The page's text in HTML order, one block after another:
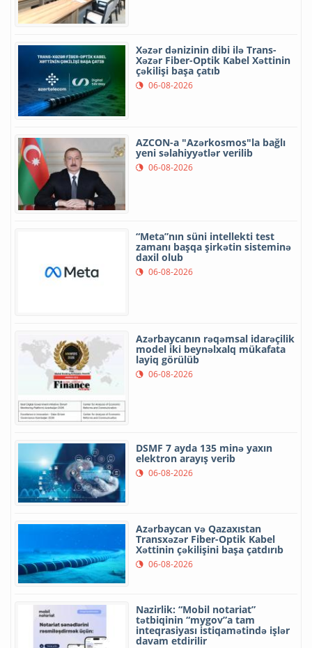
Xəzər dənizinin dibi ilə Trans-
Xəzər Fiber-Optik Kabel Xəttinin
çəkilişi başa çatıb
06-08-2026
AZCON-a "Azərkosmos"la bağlı
yeni səlahiyyətlər verilib
06-08-2026
“Meta”nın süni intellekti test
zamanı başqa şirkətin sisteminə
daxil olub
06-08-2026
Azərbaycanın rəqəmsal idarəçilik
model iki beynəlxalq mükafata
layiq görülüb
06-08-2026
DSMF 7 ayda 135 minə yaxın
elektron arayış verib
06-08-2026
Azərbaycan və Qazaxıstan
Transxəzər Fiber-Optik Kabel
Xəttinin çəkilişini başa çatdırıb
06-08-2026
Nazirlik: “Mobil notariat”
tətbiqinin “mygov”a tam
inteqrasiyası istiqamətində işlər
davam etdirilir